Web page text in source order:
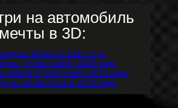
на автомобиль
мечты в 3D: